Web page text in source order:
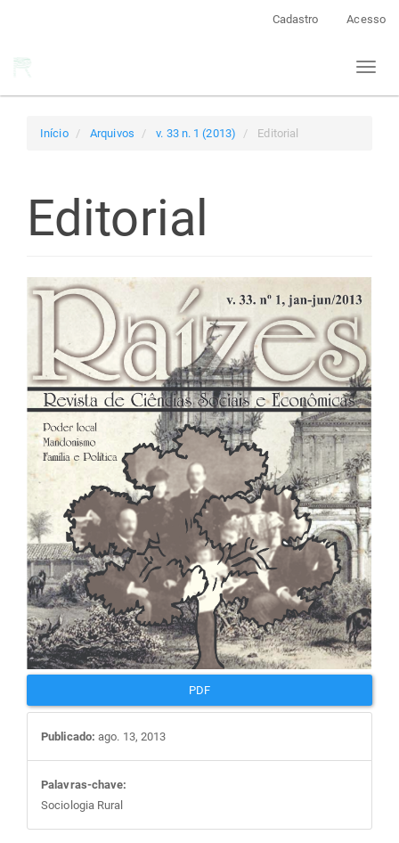
Cadastro Acesso
Toggle
Início Arquivos v. 33 n. 1 (2013) Editorial
Editorial
Barra
lateral
de
artigos
PDF
Publicado: ago. 13, 2013
Palavras-chave:
Sociologia Rural